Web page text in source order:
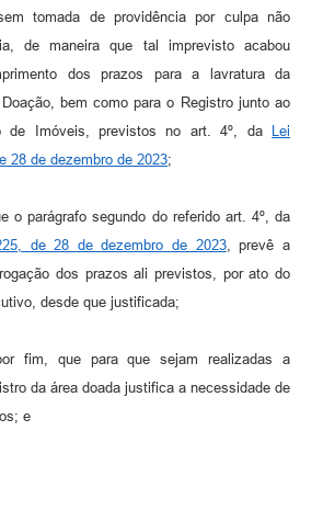
tomada de providência por culpa não
de maneira que tal imprevisto acabou
dos prazos para a lavratura da
bem como para o Registro junto ao
de Imóveis, previstos no art. 4º, da
Lei
28 de dezembro de 2023;
o parágrafo segundo do referido art. 4º, da
de 28 de dezembro de 2023, prevê a
dos prazos ali previstos, por ato do
desde que justificada;
fim, que para que sejam realizadas a
da área doada justifica a necessidade de
e